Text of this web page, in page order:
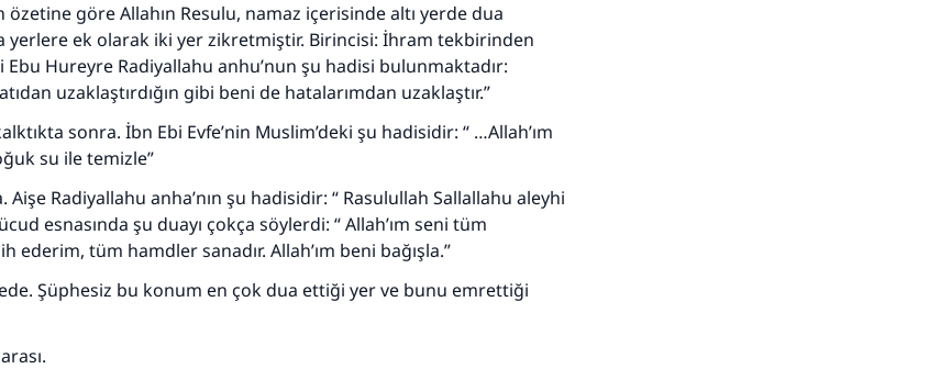
özetine göre Allahın Resulu, namaz içerisinde altı yerde dua
yerlere ek olarak iki yer zikretmiştir. Birincisi: İhram tekbirinden
Hureyre Radiyallahu anhu’nun şu hadisi bulunmaktadır:
uzaklaştırdığın gibi beni de hatalarımdan uzaklaştır.”
sonra. İbn Ebi Evfe’nin Muslim’deki şu hadisidir: “ …Allah’ım
su ile temizle”
Aişe Radiyallahu anha’nın şu hadisidir: “ Rasulullah Sallallahu aleyhi
esnasında şu duayı çokça söylerdi: “ Allah’ım seni tüm
ederim, tüm hamdler sanadır. Allah’ım beni bağışla.”
Şüphesiz bu konum en çok dua ettiği yer ve bunu emrettiği